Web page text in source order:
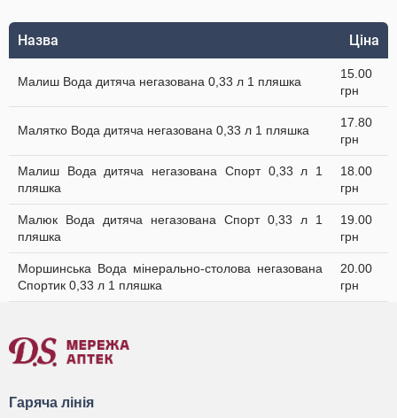
Назва Ціна
Малиш Вода дитяча негазована 0,33 л 1 пляшка
15.00
грн
Малятко Вода дитяча негазована 0,33 л 1 пляшка
17.80
грн
Малиш Вода дитяча негазована Спорт 0,33 л 1
пляшка
18.00
грн
Малюк Вода дитяча негазована Спорт 0,33 л 1
пляшка
19.00
грн
Моршинська Вода мінерально-столова негазована
Спортик 0,33 л 1 пляшка
20.00
грн
Гаряча лінія